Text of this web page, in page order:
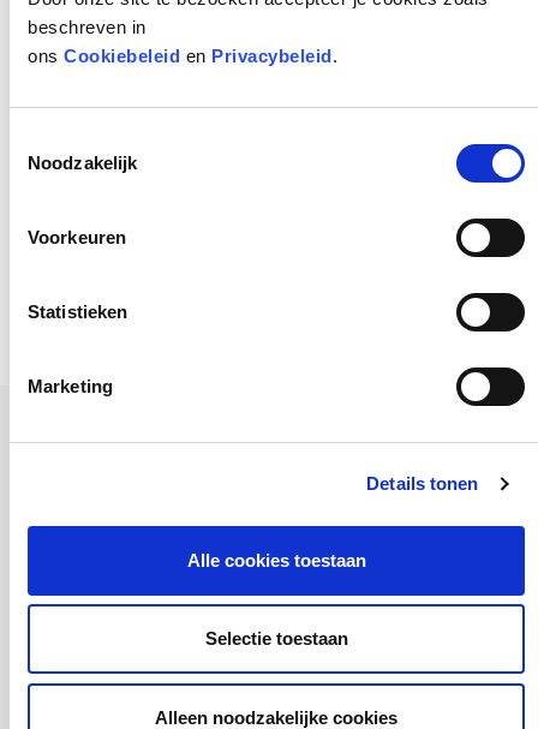
beschreven in
ons Cookiebeleid en Privacybeleid.
Noodzakelijk
Voorkeuren
Statistieken
Marketing
Details tonen
Alle cookies toestaan
Selectie toestaan
Alleen noodzakelijke cookies